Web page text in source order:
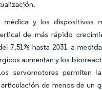
médica y los dispositivos
de más rápido
7,51% hasta 2031 a
aumentan y los
servomotores permiten
de menos de un